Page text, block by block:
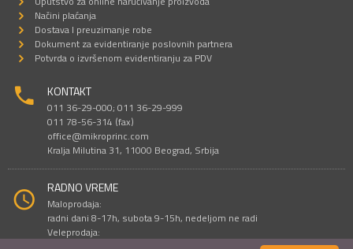
Načini plaćanja
Dostava I preuzimanje robe
Dokument za evidentiranje poslovnih partnera
Potvrda o izvršenom evidentiranju za PDV
KONTAKT
011 36-29-000; 011 36-29-999
011 78-56-314 (fax)
office@mikroprinc.com
Kralja Milutina 31, 11000 Beograd, Srbija
RADNO VREME
Maloprodaja:
radni dani 8-17h, subota 9-15h, nedeljom ne radi
Veleprodaja: